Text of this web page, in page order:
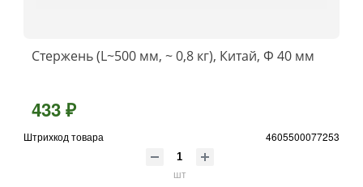
Стержень (L~500 мм, ~ 0,8 кг), Китай, Ф 40 мм
433 ₽
Штрихкод товара 4605500077253
шт